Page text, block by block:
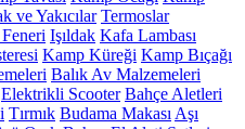
ve Yakıcılar Termoslar
Işıldak Kafa Lambası
Kamp Küreği Kamp Bıçağı
Balık Av Malzemeleri
Elektrikli Scooter Bahçe Aletleri
Tırmık Budama Makası Aşı